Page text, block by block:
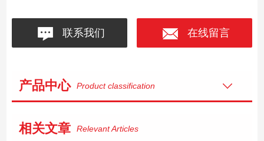
联系我们 在线留言
产品中心 Product classification
相关文章 Relevant Articles